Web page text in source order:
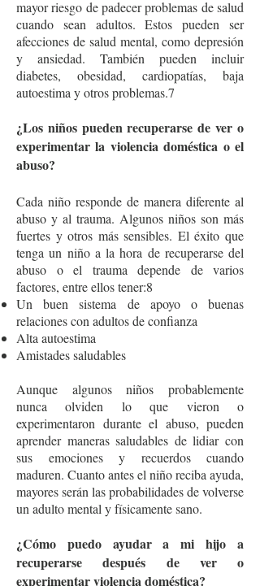
mayor riesgo de padecer problemas de salud
cuando sean adultos. Estos pueden ser
afecciones de salud mental, como depresión
y ansiedad. También pueden incluir
diabetes, obesidad, cardiopatías, baja
autoestima y otros problemas.7
¿Los niños pueden recuperarse de ver o
experimentar la violencia doméstica o el
abuso?
Cada niño responde de manera diferente al
abuso y al trauma. Algunos niños son más
fuertes y otros más sensibles. El éxito que
tenga un niño a la hora de recuperarse del
abuso o el trauma depende de varios
factores, entre ellos tener:8
Un buen sistema de apoyo o buenas
relaciones con adultos de confianza
Alta autoestima
Amistades saludables
Aunque algunos niños probablemente
nunca olviden lo que vieron o
experimentaron durante el abuso, pueden
aprender maneras saludables de lidiar con
sus emociones y recuerdos cuando
maduren. Cuanto antes el niño reciba ayuda,
mayores serán las probabilidades de volverse
un adulto mental y físicamente sano.
¿Cómo puedo ayudar a mi hijo a
recuperarse después de ver o
experimentar violencia doméstica?